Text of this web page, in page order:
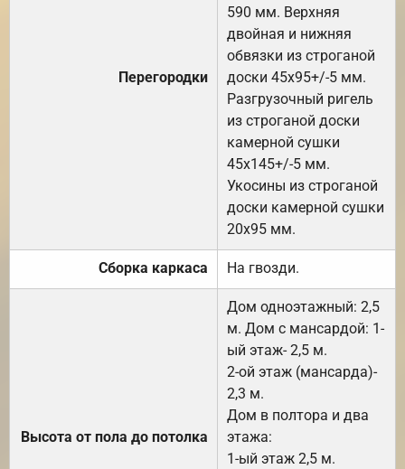
Перегородки
590 мм. Верхняя
двойная и нижняя
обвязки из строганой
доски 45х95+/-5 мм.
Разгрузочный ригель
из строганой доски
камерной сушки
45х145+/-5 мм.
Укосины из строганой
доски камерной сушки
20х95 мм.
Сборка каркаса На гвозди.
Высота от пола до потолка
Дом одноэтажный: 2,5
м. Дом с мансардой: 1-
ый этаж- 2,5 м.
2-ой этаж (мансарда)-
2,3 м.
Дом в полтора и два
этажа:
1-ый этаж 2,5 м.